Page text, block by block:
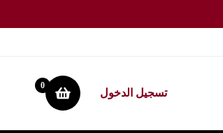
تسجيل الدخول
0